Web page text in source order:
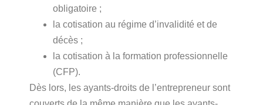
obligatoire ;
la cotisation au régime d’invalidité et de
décès ;
la cotisation à la formation professionnelle
(CFP).
Dès lors, les ayants-droits de l’entrepreneur sont